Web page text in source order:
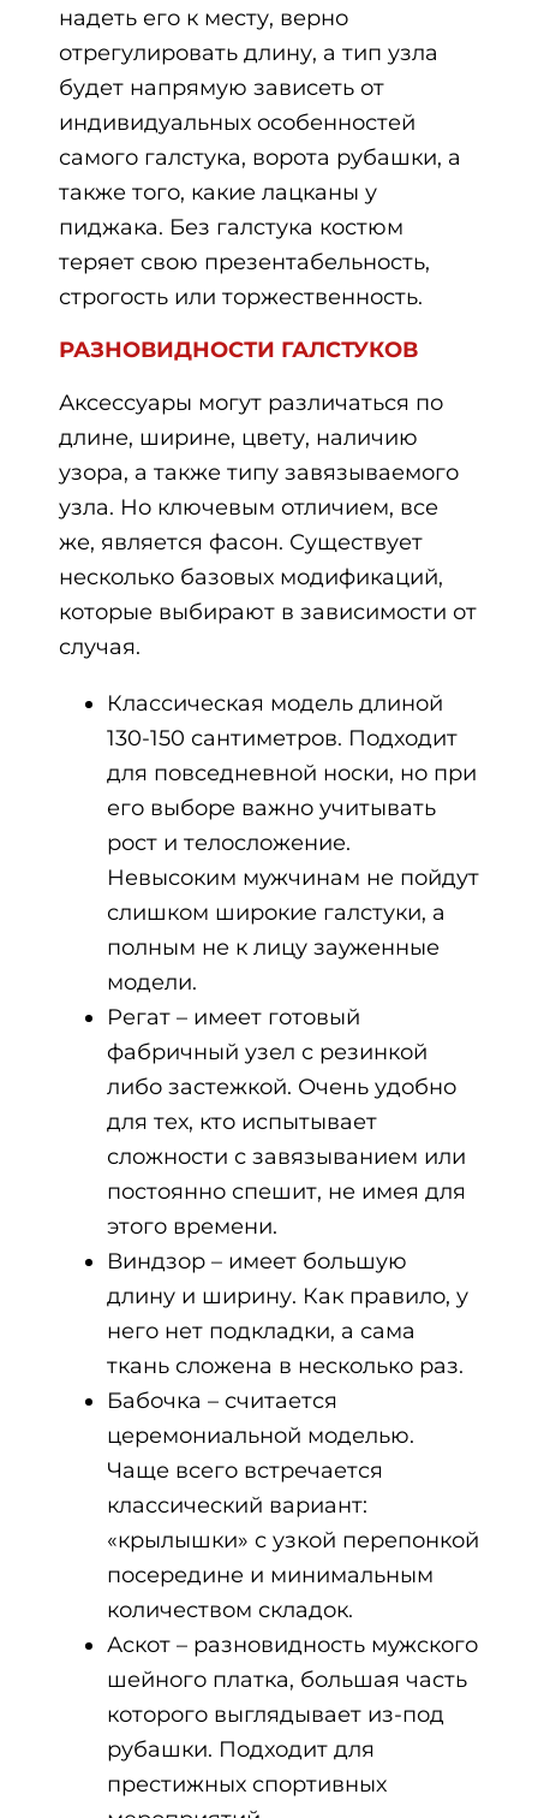
надеть его к месту, верно
отрегулировать длину, а тип узла
будет напрямую зависеть от
индивидуальных особенностей
самого галстука, ворота рубашки, а
также того, какие лацканы у
пиджака. Без галстука костюм
теряет свою презентабельность,
строгость или торжественность.
РАЗНОВИДНОСТИ ГАЛСТУКОВ
Аксессуары могут различаться по
длине, ширине, цвету, наличию
узора, а также типу завязываемого
узла. Но ключевым отличием, все
же, является фасон. Существует
несколько базовых модификаций,
которые выбирают в зависимости от
случая.
Классическая модель длиной
130-150 сантиметров. Подходит
для повседневной носки, но при
его выборе важно учитывать
рост и телосложение.
Невысоким мужчинам не пойдут
слишком широкие галстуки, а
полным не к лицу зауженные
модели.
Регат – имеет готовый
фабричный узел с резинкой
либо застежкой. Очень удобно
для тех, кто испытывает
сложности с завязыванием или
постоянно спешит, не имея для
этого времени.
Виндзор – имеет большую
длину и ширину. Как правило, у
него нет подкладки, а сама
ткань сложена в несколько раз.
Бабочка – считается
церемониальной моделью.
Чаще всего встречается
классический вариант:
«крылышки» с узкой перепонкой
посередине и минимальным
количеством складок.
Аскот – разновидность мужского
шейного платка, большая часть
которого выглядывает из-под
рубашки. Подходит для
престижных спортивных